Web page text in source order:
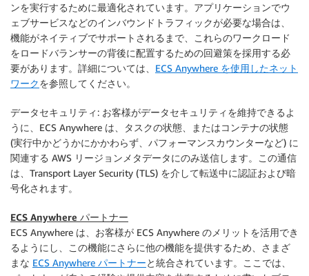
ンを実行するために最適化されています。アプリケーションでウ
ェブサービスなどのインバウンドトラフィックが必要な場合は、
機能がネイティブでサポートされるまで、これらのワークロード
をロードバランサーの背後に配置するための回避策を採用する必
要があります。詳細については、 ECS Anywhere を使用したネット
ワークを参照してください。
データセキュリティ : お客様がデータセキュリティを維持できるよ
うに、ECS Anywhere は、タスクの状態、またはコンテナの状態
(実行中かどうかにかかわらず、パフォーマンスカウンターなど) に
関連する AWS リージョンメタデータにのみ送信します。この通信
は、Transport Layer Security (TLS) を介して転送中に認証および暗
号化されます。
ECS Anywhere パートナー
ECS Anywhere は、お客様が ECS Anywhere のメリットを活用でき
るようにし、この機能にさらに他の機能を提供するため、さまざ
まな ECS Anywhere パートナーと統合されています。ここでは、